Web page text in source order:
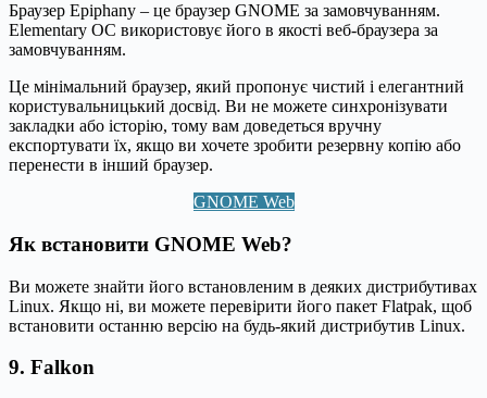
Браузер Epiphany – це браузер GNOME за замовчуванням.
Elementary ОС використовує його в якості веб-браузера за
замовчуванням.
Це мінімальний браузер, який пропонує чистий і елегантний
користувальницький досвід. Ви не можете синхронізувати
закладки або історію, тому вам доведеться вручну
експортувати їх, якщо ви хочете зробити резервну копію або
перенести в інший браузер.
GNOME Web
Як встановити GNOME Web?
Ви можете знайти його встановленим в деяких дистрибутивах
Linux. Якщо ні, ви можете перевірити його пакет Flatpak, щоб
встановити останню версію на будь-який дистрибутив Linux.
9. Falkon